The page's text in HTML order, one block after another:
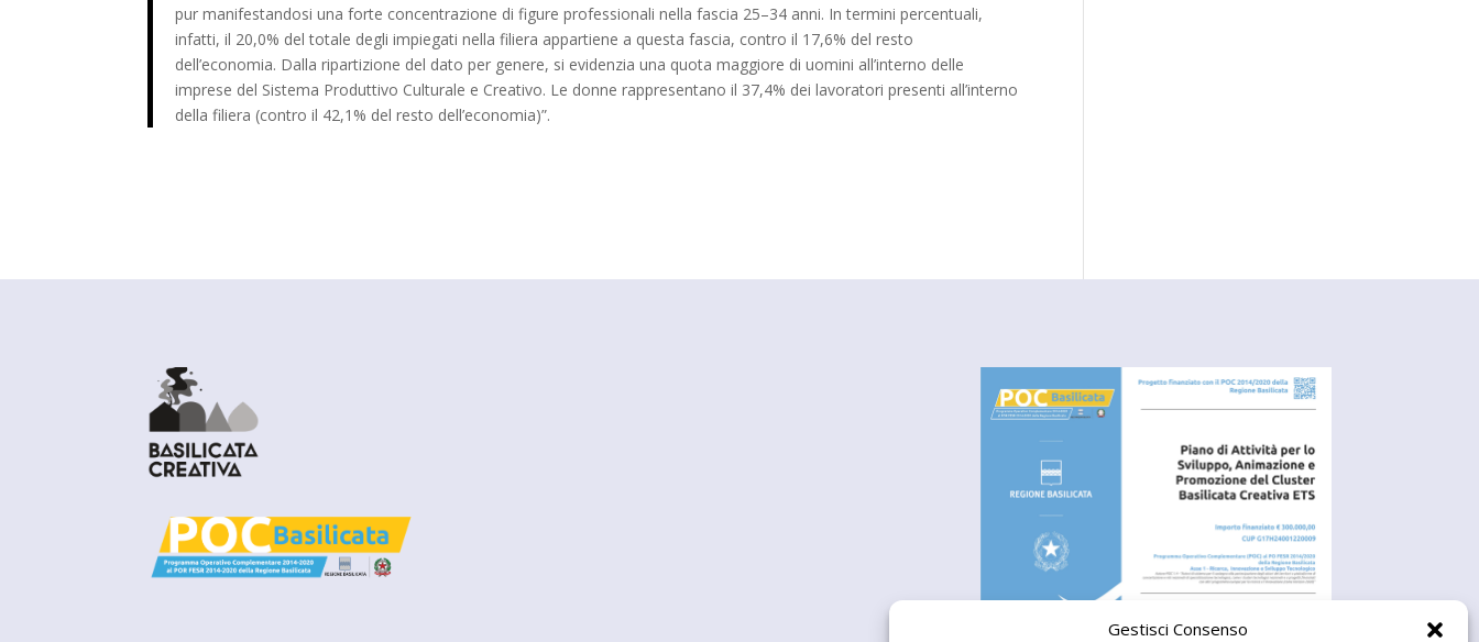
Gestisci Consenso
pur manifestandosi una forte concentrazione di figure professionali nella fascia 25–34 anni. In termini percentuali,
infatti, il 20,0% del totale degli impiegati nella filiera appartiene a questa fascia, contro il 17,6% del resto
dell’economia. Dalla ripartizione del dato per genere, si evidenzia una quota maggiore di uomini all’interno delle
imprese del Sistema Produttivo Culturale e Creativo. Le donne rappresentano il 37,4% dei lavoratori presenti all’interno
della filiera (contro il 42,1% del resto dell’economia)”.